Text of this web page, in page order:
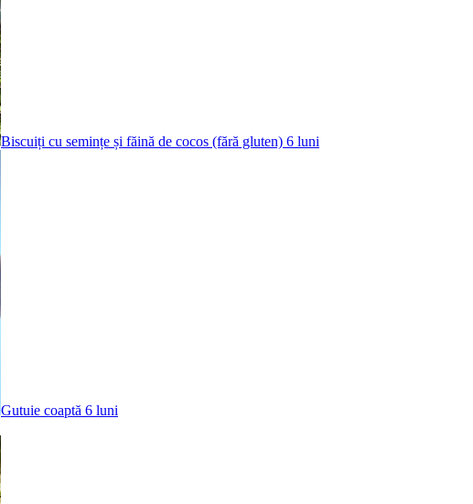
Biscuiți cu semințe și făină de cocos (fără gluten) 6 luni
Gutuie coaptă 6 luni